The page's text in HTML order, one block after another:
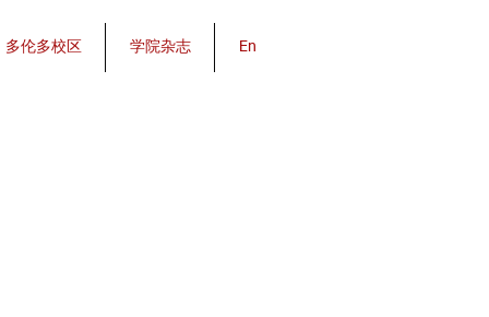
多伦多校区 学院杂志 En